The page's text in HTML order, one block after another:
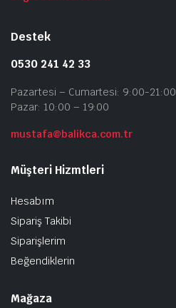
Destek
0530 241 42 33
Pazartesi – Cumartesi: 9:00-21:00
Pazar: 10:00 – 19:00
mustafa@balikca.com.tr
Müşteri Hizmtleri
Hesabım
Sipariş Takibi
Siparişlerim
Beğendiklerin
Mağaza